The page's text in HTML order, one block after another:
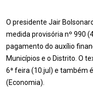
O presidente Jair
medida provisória nº 990
pagamento do auxílio
Municípios e o Distrito. O
6ª feira (10.jul) e também
(Economia).